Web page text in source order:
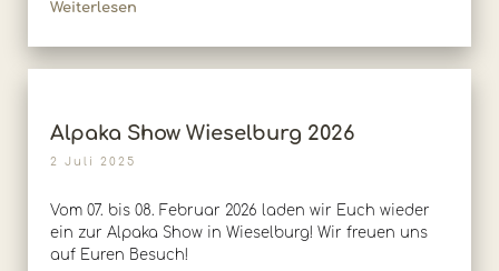
Weiterlesen
Alpaka Show Wieselburg 2026
2 Juli 2025
Vom 07. bis 08. Februar 2026 laden wir Euch wieder
ein zur Alpaka Show in Wieselburg! Wir freuen uns
auf Euren Besuch!